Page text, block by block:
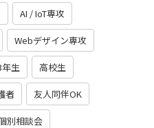
AI / IoT専攻
Webデザイン専攻
生 高校生
者 友人同伴OK
別相談会